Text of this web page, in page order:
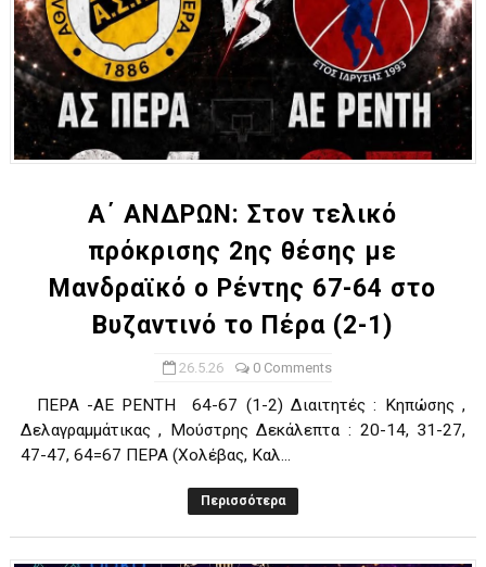
Α΄ ΑΝΔΡΩΝ: Στον τελικό
πρόκρισης 2ης θέσης με
Μανδραϊκό ο Ρέντης 67-64 στο
Βυζαντινό το Πέρα (2-1)
26.5.26 0 Comments
ΠΕΡΑ -ΑΕ ΡΕΝΤΗ 64-67 (1-2) Διαιτητές : Κηπώσης ,
Δελαγραμμάτικας , Μούστρης Δεκάλεπτα : 20-14, 31-27,
47-47, 64=67 ΠΕΡΑ (Χολέβας, Καλ...
Περισσότερα